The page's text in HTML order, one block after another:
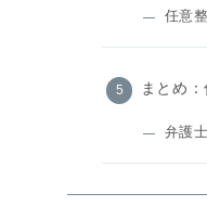
任意
まとめ
弁護